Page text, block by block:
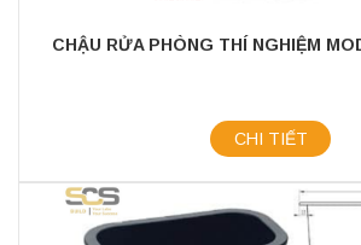
CHẬU RỬA PHÒNG THÍ NGHIỆM
CHI TIẾT